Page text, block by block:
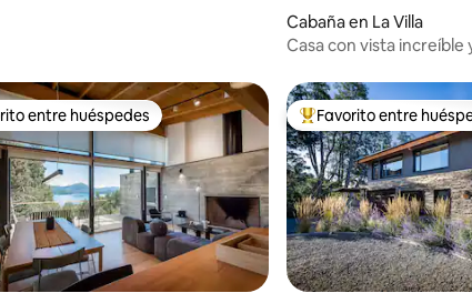
Cabaña en La Villa
Casa con vista increíble
entre huéspedes
entre huéspedes De los mejores en
Favorito entre